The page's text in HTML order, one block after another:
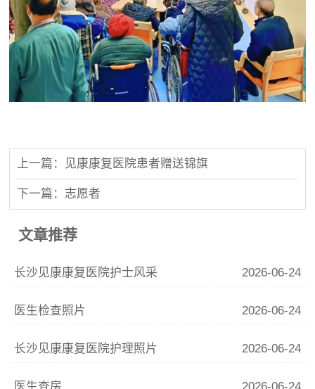
上一篇：见康康复医院患者赠送锦旗
下一篇：志愿者
文章推荐
长沙见康康复医院护士风采 2026-06-24
医生检查照片 2026-06-24
长沙见康康复医院护理照片 2026-06-24